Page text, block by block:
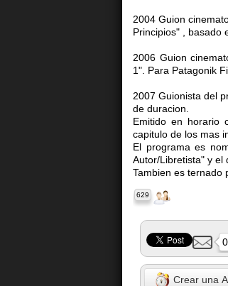
2004 Guion
Principios" , basado
2006 Guion
1". Para Patagonik
2007 Guionista del
de duracion.
Emitido en horario
capitulo de los mas
El programa es
Autor/Libretista" y el
Tambien es ternado
629
0
Crear una